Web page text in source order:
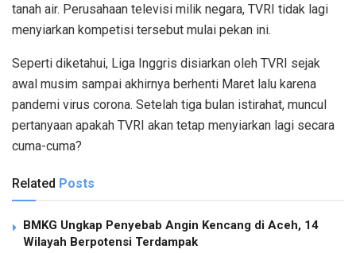
tanah air. Perusahaan televisi milik negara, TVRI tidak lagi
menyiarkan kompetisi tersebut mulai pekan ini.
Seperti diketahui, Liga Inggris disiarkan oleh TVRI sejak
awal musim sampai akhirnya berhenti Maret lalu karena
pandemi virus corona. Setelah tiga bulan istirahat, muncul
pertanyaan apakah TVRI akan tetap menyiarkan lagi secara
cuma-cuma?
Related Posts
BMKG Ungkap Penyebab Angin Kencang di Aceh, 14
Wilayah Berpotensi Terdampak